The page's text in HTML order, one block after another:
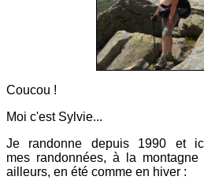
Coucou !
Moi c'est Sylvie...
Je randonne depuis 1990 et
mes randonnées, à la
ailleurs, en été comme en hiver :